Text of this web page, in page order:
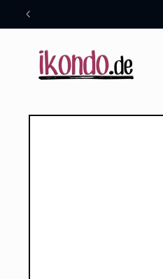
zum
Inhalt